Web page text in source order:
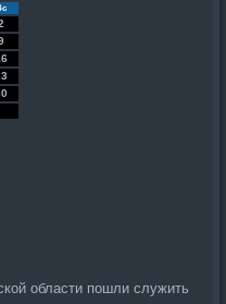
области пошли служить